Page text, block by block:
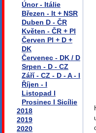
Únor - Itálie
Březen - It + NSR
Duben D - ČR
Květen - ČR + Pl
Červen Pl + D +
DK
Červenec - DK / D
Srpen - D - CZ
Září - CZ - D - A - I
Říjen - I
Listopad I
Prosinec I Sicílie
2018
2019
2020